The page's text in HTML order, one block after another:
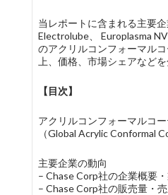
当レポートに含まれる主要企
Electrolube、 Europlasma
のアクリルコンフォーマル
上、価格、市場シェアなどを
【目次】
アクリルコンフォーマルコ
（Global Acrylic Conformal
主要企業の動向
– Chase Corp社の企業概要
– Chase Corp社の販売量・